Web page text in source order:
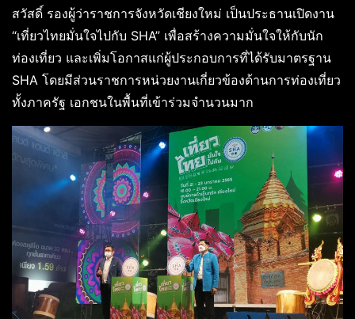
สวัสดิ์ รองผู้ว่าราชการจังหวัดเชียงใหม่ เป็นประธานเปิดงาน
“เที่ยวไทยมั่นใจไปกับ SHA” เพื่อสร้างความมั่นใจให้กับนัก
ท่องเที่ยว และเพิ่มโอกาสแก่ผู้ประกอบการที่ได้รับมาตรฐาน
SHA โดยมีส่วนราชการหน่วยงานเกี่ยวข้องด้านการท่องเที่ยว
ทั้งภาครัฐ เอกชนในพื้นที่เข้าร่วมจำนวนมาก